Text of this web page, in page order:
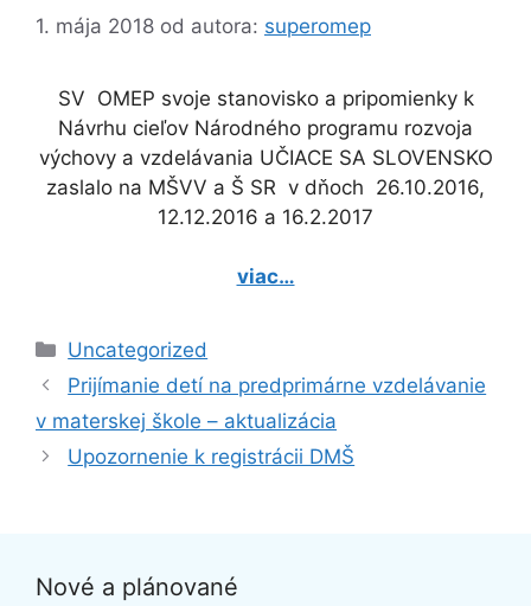
1. mája 2018 od autora: superomep
SV OMEP svoje stanovisko a pripomienky k
Návrhu cieľov Národného programu rozvoja
výchovy a vzdelávania UČIACE SA SLOVENSKO
zaslalo na MŠVV a Š SR v dňoch 26.10.2016,
12.12.2016 a 16.2.2017
viac…
Kategórie
Uncategorized
Prijímanie detí na predprimárne vzdelávanie
v materskej škole – aktualizácia
Upozornenie k registrácii DMŠ
Nové a plánované